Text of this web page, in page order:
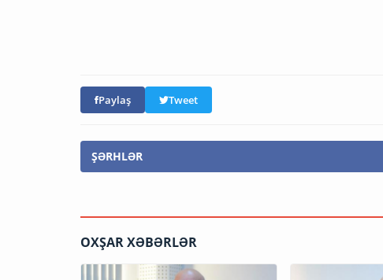
Paylaş Tweet
ŞƏRHLƏR
OXŞAR XƏBƏRLƏR